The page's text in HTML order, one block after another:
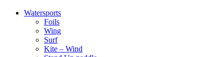
Watersports
Foils
Wing
Surf
Kite – Wind